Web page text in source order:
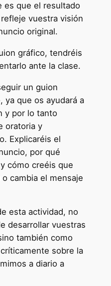
es que el resultado
vuestra visión
original.
gráfico, tendréis
ante la clase.
un guion
ya que os ayudará a
y por lo tanto
oratoria y
Explicaréis el
por qué
cómo creéis que
cambia el mensaje
esta actividad, no
desarrollar vuestras
también como
sobre la
a diario a